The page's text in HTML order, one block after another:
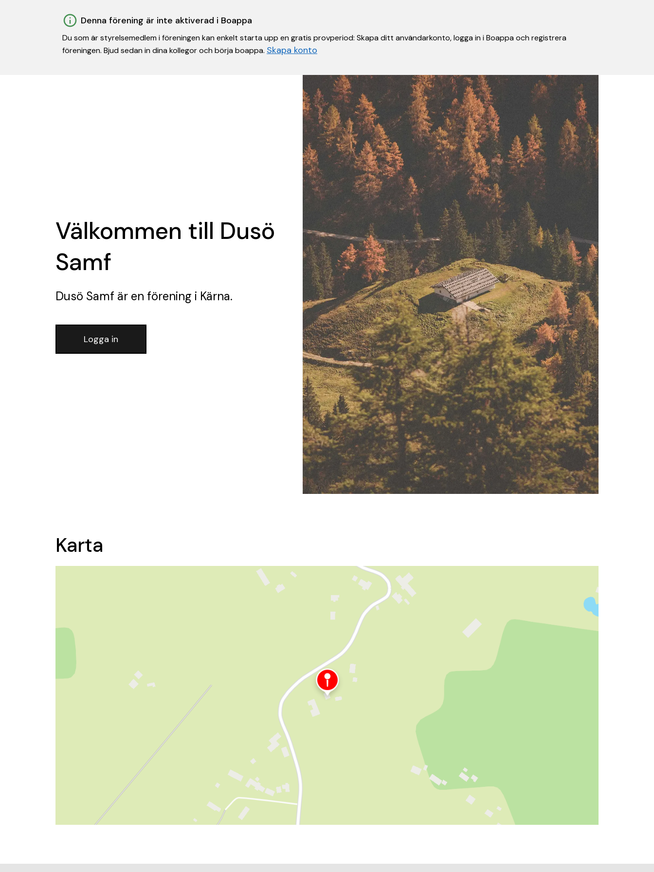
Denna förening är inte aktiverad i Boappa
Du som är styrelsemedlem i föreningen kan enkelt starta upp en gratis provperiod: Skapa ditt användarkonto, logga in i Boappa och registrera
föreningen. Bjud sedan in dina kollegor och börja boappa. Skapa konto
Välkommen till Dusö
Samf
Dusö Samf är en förening i Kärna.
Logga in
Karta